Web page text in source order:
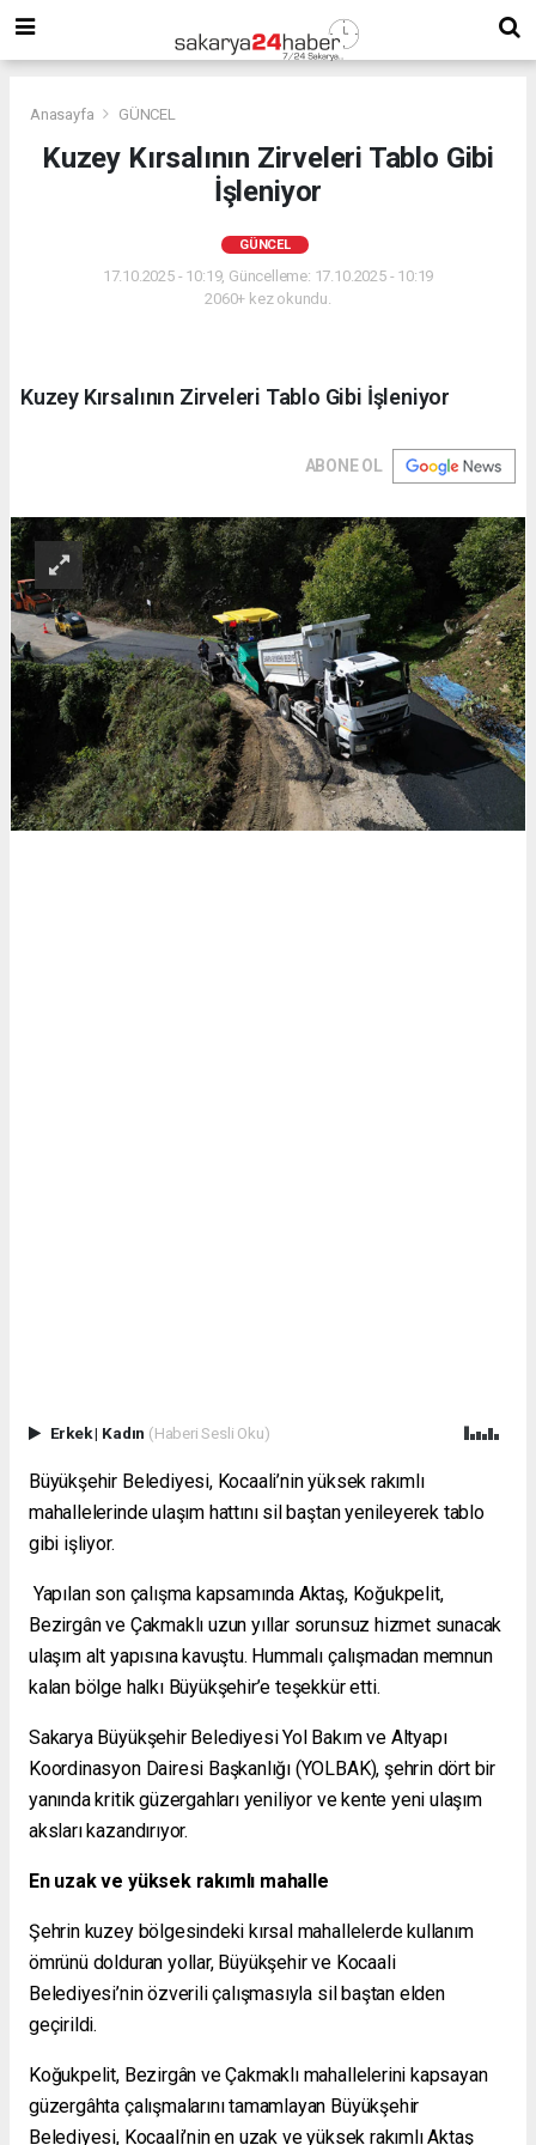
Anasayfa GÜNCEL
Kuzey Kırsalının Zirveleri Tablo Gibi
İşleniyor
GÜNCEL
17.10.2025 - 10:19, Güncelleme: 17.10.2025 - 10:19
2060+ kez okundu.
Kuzey Kırsalının Zirveleri Tablo Gibi İşleniyor
ABONE OL
Erkek| Kadın (Haberi Sesli Oku)
Büyükşehir Belediyesi, Kocaali’nin yüksek rakımlı
mahallelerinde ulaşım hattını sil baştan yenileyerek tablo
gibi işliyor.
Yapılan son çalışma kapsamında Aktaş, Koğukpelit,
Bezirgân ve Çakmaklı uzun yıllar sorunsuz hizmet sunacak
ulaşım alt yapısına kavuştu. Hummalı çalışmadan memnun
kalan bölge halkı Büyükşehir’e teşekkür etti.
Sakarya Büyükşehir Belediyesi Yol Bakım ve Altyapı
Koordinasyon Dairesi Başkanlığı (YOLBAK), şehrin dört bir
yanında kritik güzergahları yeniliyor ve kente yeni ulaşım
aksları kazandırıyor.
En uzak ve yüksek rakımlı mahalle
Şehrin kuzey bölgesindeki kırsal mahallelerde kullanım
ömrünü dolduran yollar, Büyükşehir ve Kocaali
Belediyesi’nin özverili çalışmasıyla sil baştan elden
geçirildi.
Koğukpelit, Bezirgân ve Çakmaklı mahallelerini kapsayan
güzergâhta çalışmalarını tamamlayan Büyükşehir
Belediyesi, Kocaali’nin en uzak ve yüksek rakımlı Aktaş